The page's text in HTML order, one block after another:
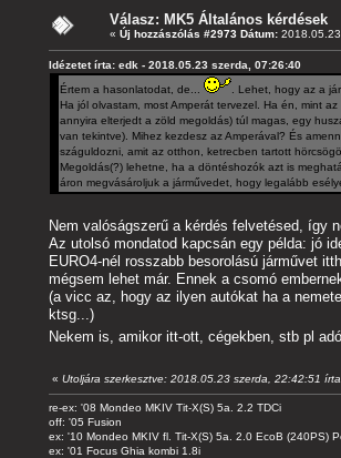
Válasz: MK5 Általános kérdések
« Új hozzászólás #2973 Dátum:
Idézetet írta: edk - 2018.05.23 szerda, 07:26:40
Értem a hasonlatodat, de...
. Lehet, hogy az a
Ha jól olvastam, most Amperát tervezel. Ha én, mint
annyira elterjedt a zöld megoldás) túl magas, egy
van tekintve). Mihez kezdesz az Amperával? És
száguldozni, amit az otthon, ketrecben tartott
Megoldás(?) lehetne, ha a döntéshozók azt is
áron megvásároljuk a járművedet, hogy legalább
Nem valóságszerű a kérdés felvetésed, így
Az utolsó mondatod kapcsán egy példa: jó
EURO4-nél rosszabb besorolású járművet
mégsem lehet már. Ennek a csomó
(a vicc az, hogy az ilyen autókat ha a
ktsg...)
Nekem is, amikor itt-ott, cégekben, stb pl
« Utoljára szerkesztve: 2018.05.23 szerda, 22:42:51
re-ex: '08 Mondeo MKIV Tit-X(S) 5a. 2.2 TDCi
off: '05 Fusion
ex: '10 Mondeo MKIV fl. Tit-X(S) 5a. 2.0 EcoB (240PS)
ex: '01 Focus Ghia kombi 1.8i